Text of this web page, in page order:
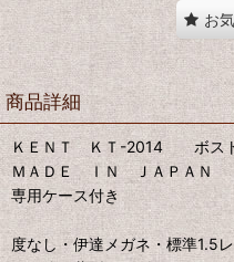
お
商品詳細
ＫＥＮＴ ＫＴ-2014 ボス
ＭＡＤＥ ＩＮ ＪＡＰＡＮ
専用ケース付き
度なし・伊達メガネ・標準1.5